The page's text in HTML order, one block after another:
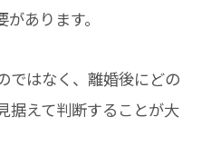
あります。
ではなく、離婚後にどの
据えて判断することが大